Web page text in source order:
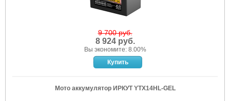
9 700 руб.
8 924 руб.
Вы экономите: 8.00%
Мото аккумулятор ИРКУТ YTX14HL-GEL